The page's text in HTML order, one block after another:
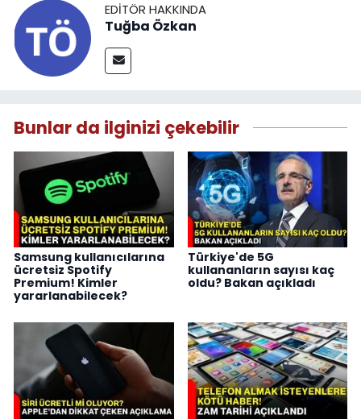
EDITÖR HAKKINDA
Tuğba Özkan
Bunlar da ilginizi çekebilir
Samsung kullanıcılarına
ücretsiz Spotify
Premium! Kimler
yararlanabilecek?
Türkiye'de 5G
kullananların sayısı kaç
oldu? Bakan açıkladı